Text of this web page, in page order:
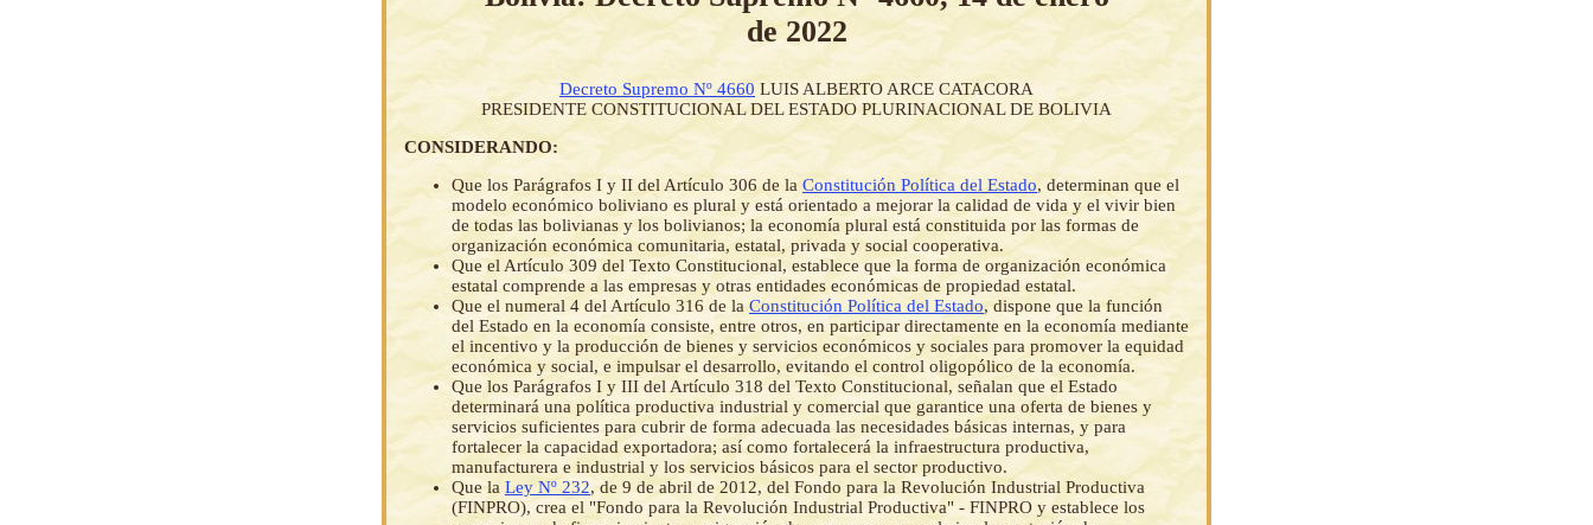
de 2022
Decreto Supremo Nº 4660 LUIS ALBERTO ARCE CATACORA
PRESIDENTE CONSTITUCIONAL DEL ESTADO PLURINACIONAL DE BOLIVIA
CONSIDERANDO:
Que los Parágrafos I y II del Artículo 306 de la Constitución Política del Estado, determinan que el
modelo económico boliviano es plural y está orientado a mejorar la calidad de vida y el vivir bien
de todas las bolivianas y los bolivianos; la economía plural está constituida por las formas de
organización económica comunitaria, estatal, privada y social cooperativa.
Que el Artículo 309 del Texto Constitucional, establece que la forma de organización económica
estatal comprende a las empresas y otras entidades económicas de propiedad estatal.
Que el numeral 4 del Artículo 316 de la Constitución Política del Estado, dispone que la función
del Estado en la economía consiste, entre otros, en participar directamente en la economía mediante
el incentivo y la producción de bienes y servicios económicos y sociales para promover la equidad
económica y social, e impulsar el desarrollo, evitando el control oligopólico de la economía.
Que los Parágrafos I y III del Artículo 318 del Texto Constitucional, señalan que el Estado
determinará una política productiva industrial y comercial que garantice una oferta de bienes y
servicios suficientes para cubrir de forma adecuada las necesidades básicas internas, y para
fortalecer la capacidad exportadora; así como fortalecerá la infraestructura productiva,
manufacturera e industrial y los servicios básicos para el sector productivo.
Que la Ley Nº 232, de 9 de abril de 2012, del Fondo para la Revolución Industrial Productiva
(FINPRO), crea el "Fondo para la Revolución Industrial Productiva" - FINPRO y establece los